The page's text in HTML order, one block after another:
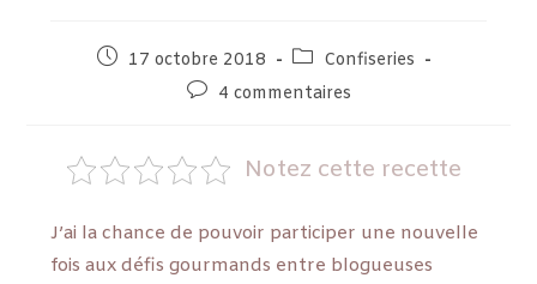
17 octobre 2018
Confiseries
4 commentaires
Notez cette recette
J’ai la chance de pouvoir participer une nouvelle
fois aux défis gourmands entre blogueuses